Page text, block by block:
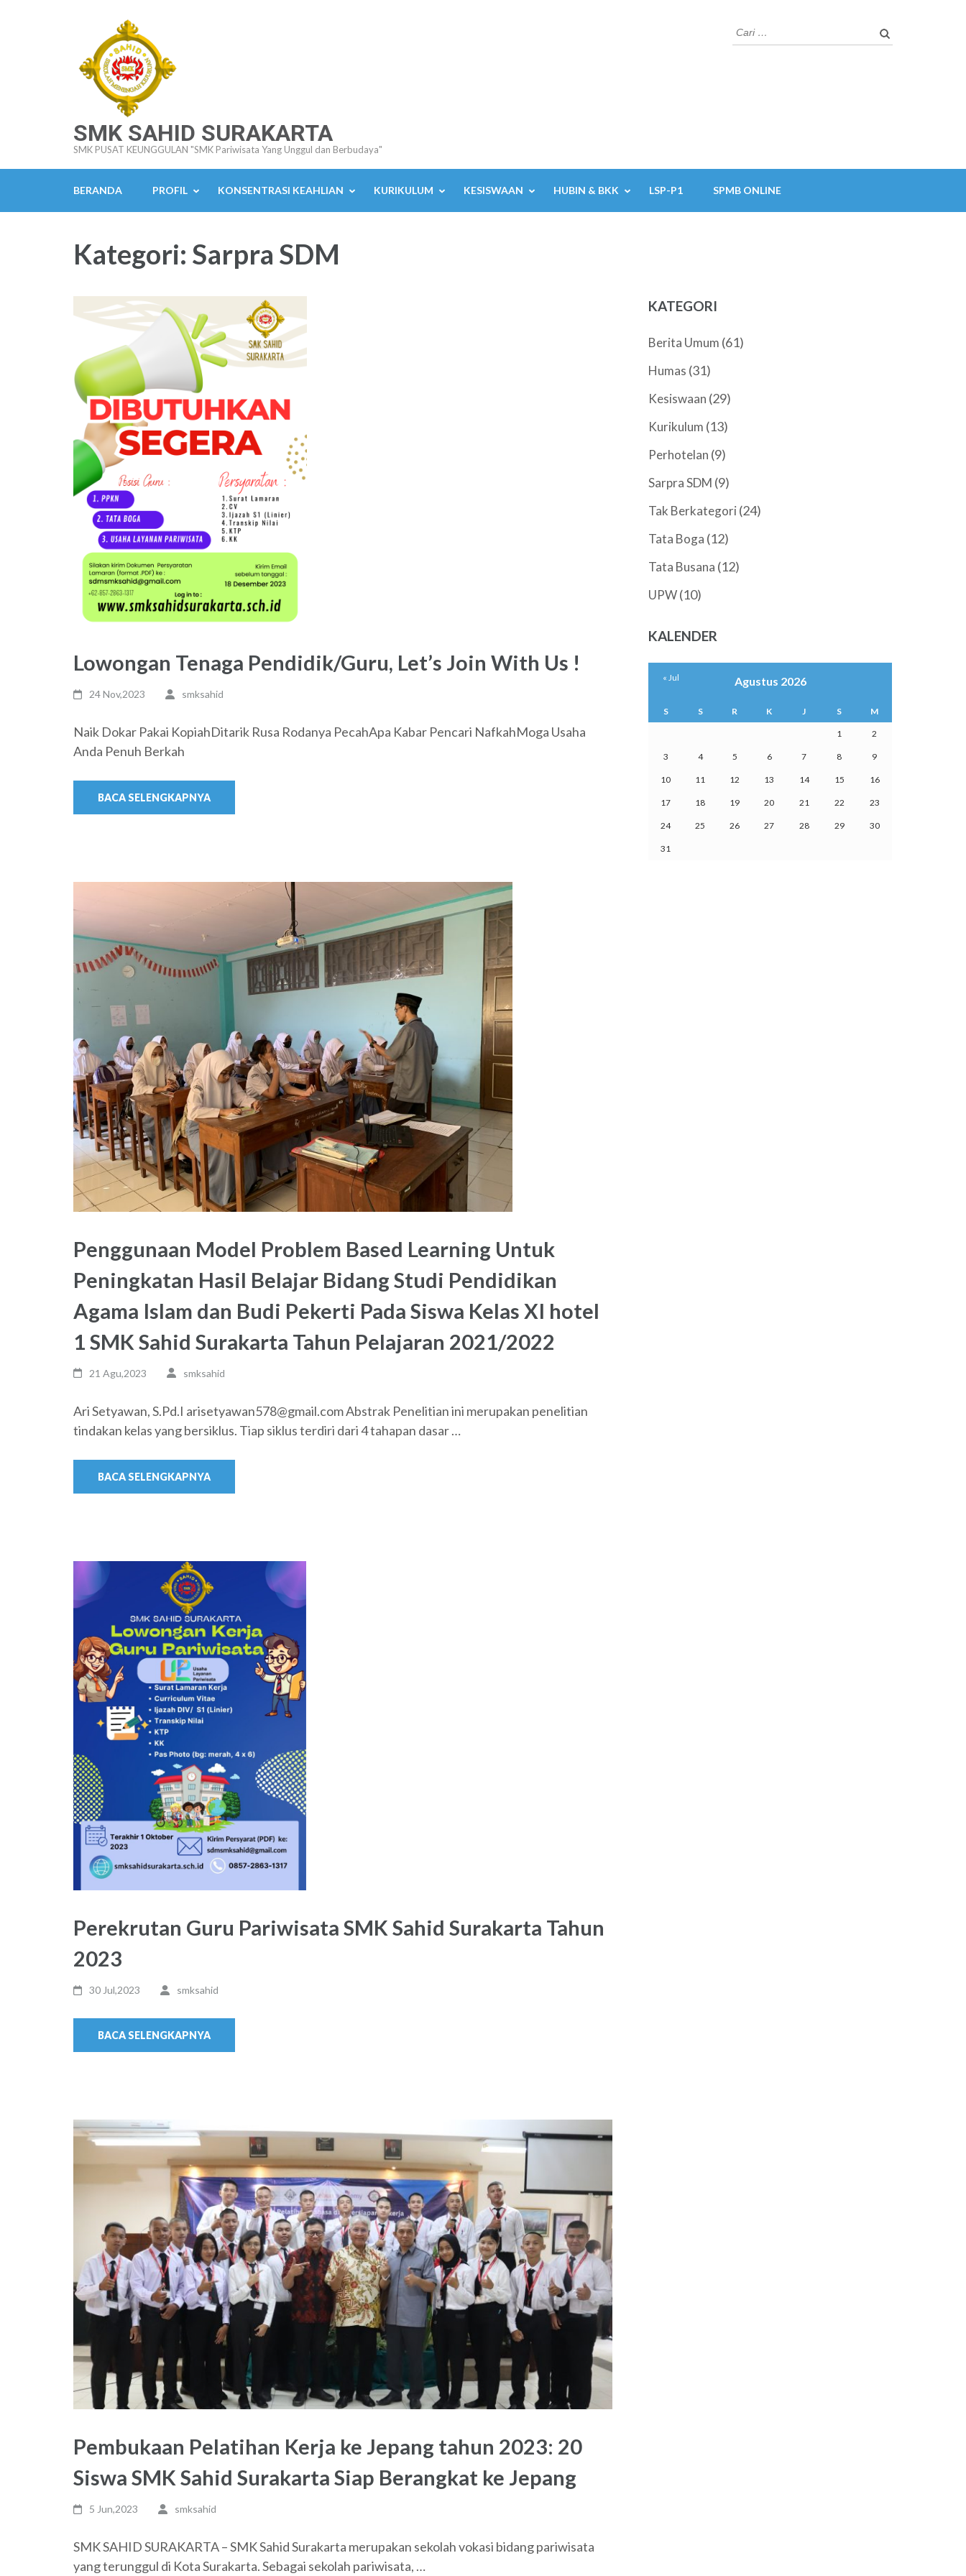
SMK SAHID SURAKARTA
SMK PUSAT KEUNGGULAN "SMK Pariwisata Yang Unggul dan Berbudaya"
Cari
untuk:
BERANDA PROFIL KONSENTRASI KEAHLIAN KURIKULUM KESISWAAN HUBIN & BKK LSP-P1 SPMB ONLINE
Kategori: Sarpra SDM
Lowongan Tenaga Pendidik/Guru, Let’s Join With Us !
24 Nov,2023 smksahid
Naik Dokar Pakai KopiahDitarik Rusa Rodanya PecahApa Kabar Pencari NafkahMoga Usaha
Anda Penuh Berkah
BACA SELENGKAPNYA
Penggunaan Model Problem Based Learning Untuk
Peningkatan Hasil Belajar Bidang Studi Pendidikan
Agama Islam dan Budi Pekerti Pada Siswa Kelas XI hotel
1 SMK Sahid Surakarta Tahun Pelajaran 2021/2022
21 Agu,2023 smksahid
Ari Setyawan, S.Pd.I arisetyawan578@gmail.com Abstrak Penelitian ini merupakan penelitian
tindakan kelas yang bersiklus. Tiap siklus terdiri dari 4 tahapan dasar …
BACA SELENGKAPNYA
Perekrutan Guru Pariwisata SMK Sahid Surakarta Tahun
2023
30 Jul,2023 smksahid
BACA SELENGKAPNYA
Pembukaan Pelatihan Kerja ke Jepang tahun 2023: 20
Siswa SMK Sahid Surakarta Siap Berangkat ke Jepang
5 Jun,2023 smksahid
SMK SAHID SURAKARTA – SMK Sahid Surakarta merupakan sekolah vokasi bidang pariwisata
yang terunggul di Kota Surakarta. Sebagai sekolah pariwisata, …
KATEGORI
Berita Umum (61)
Humas (31)
Kesiswaan (29)
Kurikulum (13)
Perhotelan (9)
Sarpra SDM (9)
Tak Berkategori (24)
Tata Boga (12)
Tata Busana (12)
UPW(10)
KALENDER
Agustus 2026
S S R K J S M
1 2
3 4 5 6 7 8 9
10 11 12 13 14 15 16
17 18 19 20 21 22 23
24 25 26 27 28 29 30
31
« Jul